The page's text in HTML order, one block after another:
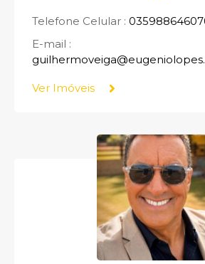
Telefone Celular :
E-mail :
Ver Imóveis